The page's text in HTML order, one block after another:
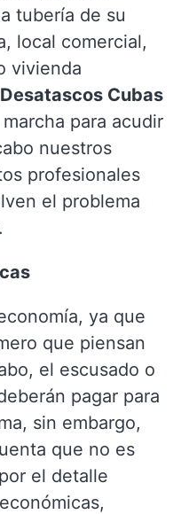
tubería de su
local comercial,
vivienda
Desatascos Cubas
para acudir
nuestros
profesionales
el problema
ya que
que piensan
el escusado o
pagar para
sin embargo,
que no es
el detalle